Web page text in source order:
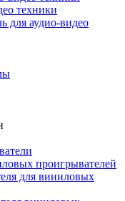
техники
для аудио-видео
проигрывателей
для виниловых